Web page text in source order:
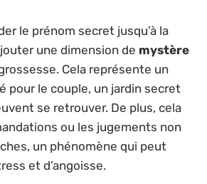
le prénom secret jusqu’à la
une dimension de mystère
Cela représente un
pour le couple, un jardin secret
se retrouver. De plus, cela
ou les jugements non
un phénomène qui peut
et d’angoisse.